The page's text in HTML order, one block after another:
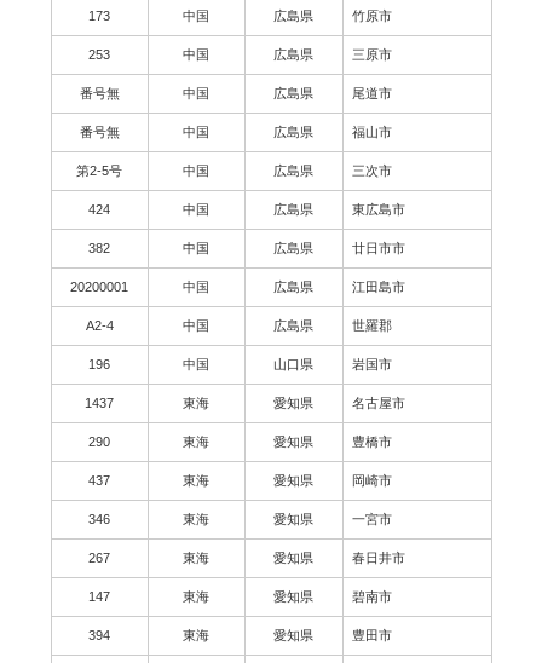
173 中国 広島県 竹原市
253 中国 広島県 三原市
番号無 中国 広島県 尾道市
番号無 中国 広島県 福山市
第2-5号 中国 広島県 三次市
424 中国 広島県 東広島市
382 中国 広島県 廿日市市
20200001 中国 広島県 江田島市
A2-4 中国 広島県 世羅郡
196 中国 山口県 岩国市
1437 東海 愛知県 名古屋市
290 東海 愛知県 豊橋市
437 東海 愛知県 岡崎市
346 東海 愛知県 一宮市
267 東海 愛知県 春日井市
147 東海 愛知県 碧南市
394 東海 愛知県 豊田市